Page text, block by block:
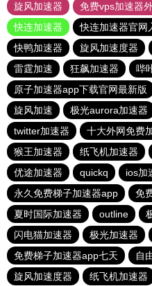
旋风加速器
免费vps加速器
快连加速器
快连加速器官网
快鸭加速器
旋风加速度器
雷霆加速
狂飙加速器
哔
原子加速器app下载官网最新版
旋风加速
极光aurora加速器
twitter加速器
十大外网免费
猴王加速器
纸飞机加速器
优途加速器
quickq ios加
永久免费梯子加速器app
免
夏时国际加速器
outline
闪电猫加速器
极光加速器
免费梯子加速器app七天
自
旋风加速度器
纸飞机加速器